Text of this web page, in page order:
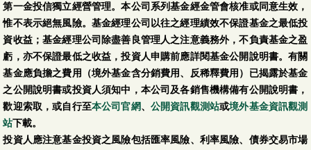
配息型-新臺幣
(本基金之配息來源可
能為本金)
08/05 12.13 -0.14 -1.14 %
第一金全球水電瓦斯
及基礎建設收益基金-
配息型-美元
(本基金之配息來源可
能為本金)
08/05 12.0634 -0.0967 -0.80 %
第一金投信獨立經營管理。本公司系列基金經金管會核准或同意生效，
惟不表示絕無風險。基金經理公司以往之經理績效不保證基金之最低投
資收益；基金經理公司除盡善良管理人之注意義務外，不負責基金之盈
虧，亦不保證最低之收益，投資人申購前應詳閱基金公開說明書。有關
基金應負擔之費用（境外基金含分銷費用、反稀釋費用）已揭露於基金
之公開說明書或投資人須知中，本公司及各銷售機構備有公開說明書，
歡迎索取，或自行至本公司官網、 公開資訊觀測站或境外基金資訊觀測
站下載。
投資人應注意基金投資之風險包括匯率風險、利率風險、債券交易市場